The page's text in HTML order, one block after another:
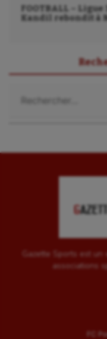
Sport-
Triathlon
UNSS
Voile
FOOTBALL –
Kandil rebondit à
Gazette Sports est
associations
FC